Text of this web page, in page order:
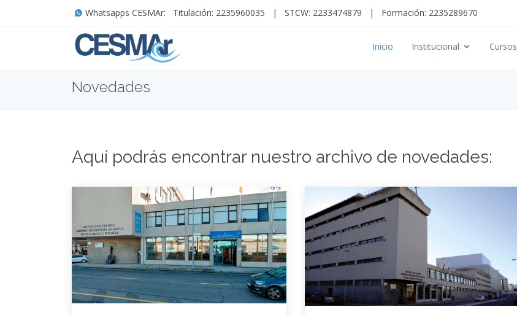
Whatsapps CESMAr: Titulación: 2235960035 | STCW: 2233474879 | Formación: 2235289670
Inicio Institucional Cursos
Novedades
Aquí podrás encontrar nuestro archivo de novedades: